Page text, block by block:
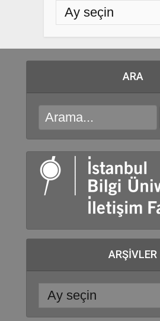
ARA
ARŞIVLER